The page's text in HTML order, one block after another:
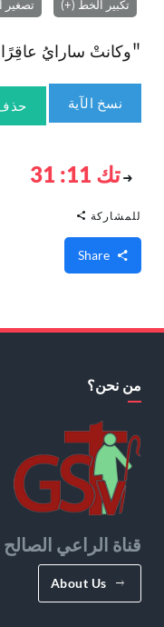
تكبير الخط (+) تصغير
"وكانتْ سارايُ عاقِرًا
نسخ الآية
تك 11: 31
للمشاركة
من نحن؟
قناة الراعي الصالح
About Us